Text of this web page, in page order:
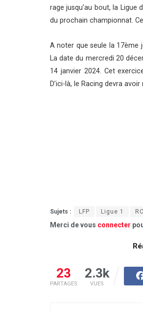
rage jusqu’au bout, la
du prochain championnat.
A noter que seule la 17ème
La date du mercredi 20
14 janvier 2024. Cet
D’ici-là, le Racing devra
Sujets : LFP Ligue 1
Merci de vous connecter
23
PARTAGES
2.3k
VUES